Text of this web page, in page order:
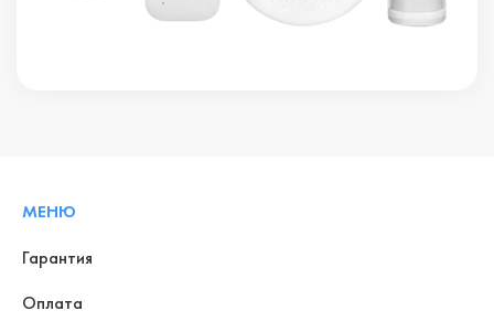
МЕНЮ
Гарантия
Оплата